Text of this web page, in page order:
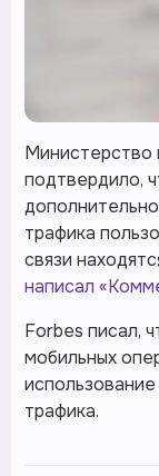
Министерство
подтвердило,
трафика
связи
написал
Forbes писал,
мобильных
трафика.